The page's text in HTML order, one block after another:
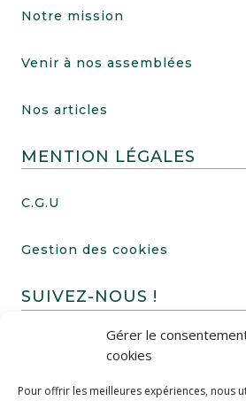
Gérer le
cookies
Pour offrir les meilleures expériences, nous
Notre mission
Venir à nos assemblées
Nos articles
MENTION LÉGALES
C.G.U
Gestion des cookies
SUIVEZ-NOUS !